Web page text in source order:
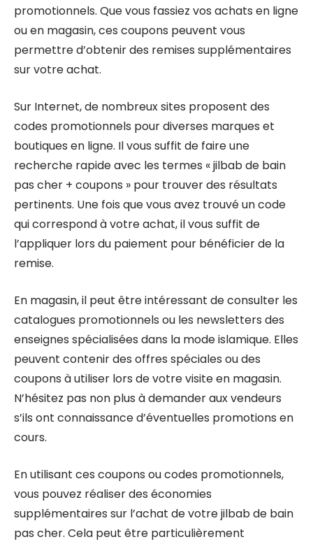
promotionnels. Que vous fassiez vos achats en ligne
ou en magasin, ces coupons peuvent vous
permettre d’obtenir des remises supplémentaires
sur votre achat.
Sur Internet, de nombreux sites proposent des
codes promotionnels pour diverses marques et
boutiques en ligne. Il vous suffit de faire une
recherche rapide avec les termes « jilbab de bain
pas cher + coupons » pour trouver des résultats
pertinents. Une fois que vous avez trouvé un code
qui correspond à votre achat, il vous suffit de
l’appliquer lors du paiement pour bénéficier de la
remise.
En magasin, il peut être intéressant de consulter les
catalogues promotionnels ou les newsletters des
enseignes spécialisées dans la mode islamique. Elles
peuvent contenir des offres spéciales ou des
coupons à utiliser lors de votre visite en magasin.
N’hésitez pas non plus à demander aux vendeurs
s’ils ont connaissance d’éventuelles promotions en
cours.
En utilisant ces coupons ou codes promotionnels,
vous pouvez réaliser des économies
supplémentaires sur l’achat de votre jilbab de bain
pas cher. Cela peut être particulièrement